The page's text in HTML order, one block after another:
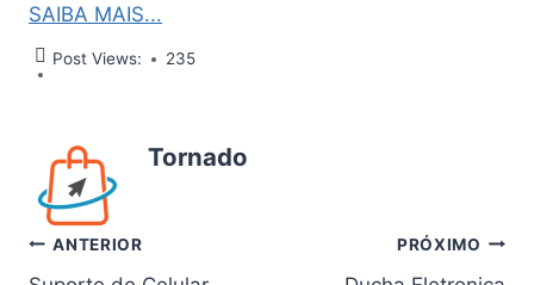
SAIBA MAIS...
Post Views: 235
Tornado
Navegação
ANTERIOR PRÓXIMO